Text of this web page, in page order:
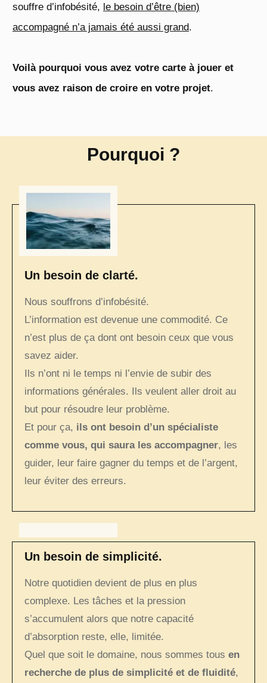
souffre d’infobésité, le besoin d’être (bien)
accompagné n’a jamais été aussi grand.
Voilà pourquoi vous avez votre carte à jouer et
vous avez raison de croire en votre projet.
Pourquoi ?
Un besoin de clarté.
Nous souffrons d’infobésité.
L’information est devenue une commodité. Ce
n’est plus de ça dont ont besoin ceux que vous
savez aider.
Ils n’ont ni le temps ni l’envie de subir des
informations générales. Ils veulent aller droit au
but pour résoudre leur problème.
Et pour ça, ils ont besoin d’un spécialiste
comme vous, qui saura les accompagner, les
guider, leur faire gagner du temps et de l’argent,
leur éviter des erreurs.
Un besoin de simplicité.
Notre quotidien devient de plus en plus
complexe. Les tâches et la pression
s’accumulent alors que notre capacité
d’absorption reste, elle, limitée.
Quel que soit le domaine, nous sommes tous en
recherche de plus de simplicité et de fluidité,